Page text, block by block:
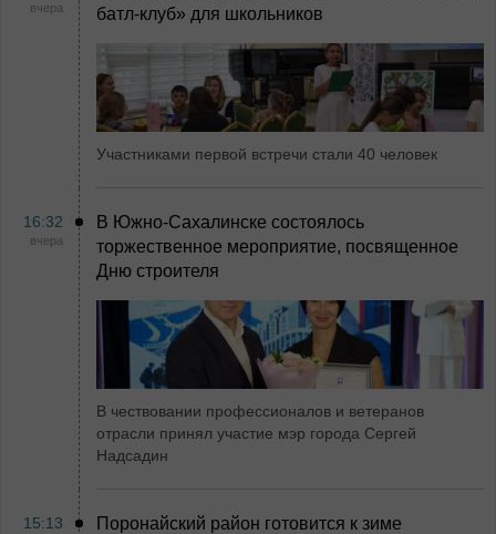
вчера
батл-клуб» для школьников
Участниками первой встречи стали 40 человек
16:32
вчера
В Южно-Сахалинске состоялось
торжественное мероприятие, посвященное
Дню строителя
В чествовании профессионалов и ветеранов
отрасли принял участие мэр города Сергей
Надсадин
15:13
Поронайский район готовится к зиме